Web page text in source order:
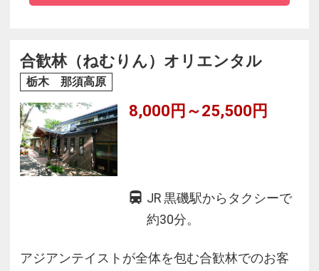
族楽器「馬頭琴」の演奏も毎日無料開催！
夜は星空を見ながら、自家源泉の露天風呂は美
合歓林（ねむりん）オリエンタル
栃木 那須高原
8,000円～25,500円
JR 黒磯駅からタクシーで
約30分。
アジアンテイストが全体を包む合歓林でのお客